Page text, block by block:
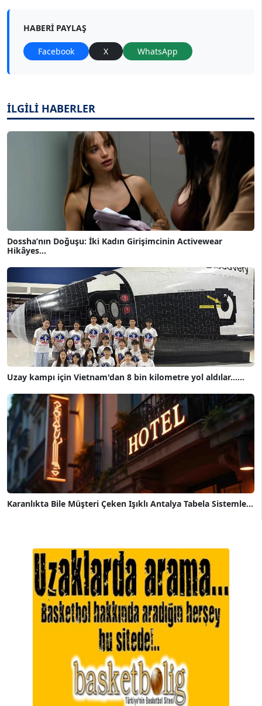
HABERI PAYLAŞ
Facebook X WhatsApp
İLGİLİ HABERLER
Dossha’nın Doğuşu: İki Kadın Girişimcinin Activewear
Hikâyes...
Uzay kampı için Vietnam'dan 8 bin kilometre yol aldılar......
Karanlıkta Bile Müşteri Çeken Işıklı Antalya Tabela Sistemle...
A. BAHRİ VRESKALA
Köşe Yazarı